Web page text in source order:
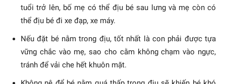
tuổi trở lên, bố mẹ có thể địu bé sau lưng và mẹ còn có
thể địu bé đi xe đạp, xe máy.
Nếu đặt bé nằm trong địu, tốt nhất là con phải được tựa
vững chắc vào mẹ, sao cho cằm không chạm vào ngực,
tránh để vải che hết khuôn mặt.